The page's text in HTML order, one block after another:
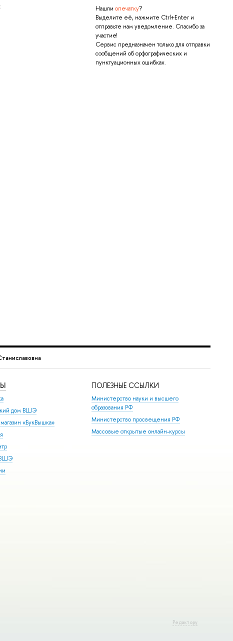
Нашли опечатку?
Выделите её, нажмите Ctrl+Enter и
отправьте нам уведомление. Спасибо за
участие!
Сервис предназначен только для отправки
сообщений об орфографических и
пунктуационных ошибках.
дом ВШЭ
«БукВышка»
ПОЛЕЗНЫЕ ССЫЛКИ
Министерство науки и высшего
образования РФ
Министерство просвещения РФ
Массовые открытые онлайн-курсы
Редактору